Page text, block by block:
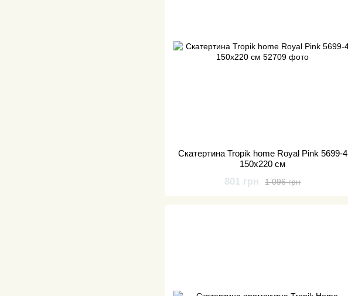
Скатертина Tropik home Royal Pink 5699-4
150x220 см
1 096 грн
801 грн